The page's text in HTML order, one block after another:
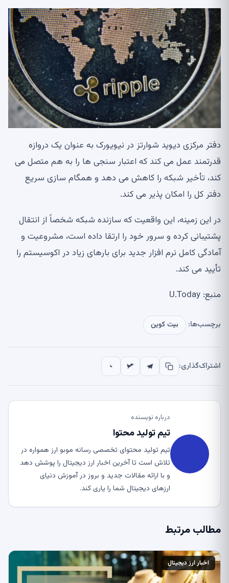
دفتر مرکزی دیوید شوارتز در نیویورک به عنوان یک دروازه
قدرتمند عمل می کند که اعتبار سنجی ها را به هم متصل می
کند، تأخیر شبکه را کاهش می دهد و همگام سازی سریع
دفتر کل را امکان پذیر می کند.
در این زمینه، این واقعیت که سازنده شبکه شخصاً از انتقال
پشتیبانی کرده و سرور خود را ارتقا داده است، مشروعیت و
آمادگی کامل نرم افزار جدید برای بارهای زیاد در اکوسیستم را
تأیید می کند.
منبع: U.Today
برچسب‌ها: بیت کوین
اشتراک‌گذاری:
درباره نویسنده
تیم تولید محتوا
تیم تولید محتوای تخصصی رسانه موبو ارز همواره در
تلاش است تا آخرین اخبار ارز دیجیتال را پوشش دهد
و با ارائه مقالات جدید و بروز در آموزش دنیای
ارزهای دیجیتال شما را یاری کند.
مطالب مرتبط
اخبار ارز دیجیتال